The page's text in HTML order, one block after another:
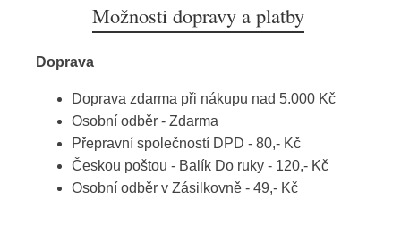
Možnosti dopravy a platby
Doprava
Doprava zdarma při nákupu nad 5.000 Kč
Osobní odběr - Zdarma
Přepravní společností DPD - 80,- Kč
Českou poštou - Balík Do ruky - 120,- Kč
Osobní odběr v Zásilkovně - 49,- Kč